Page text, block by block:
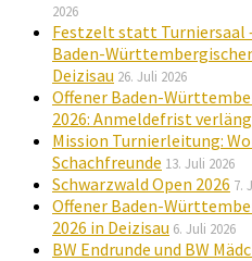
2026
Festzelt statt Turniersaal
Baden-
Deizisau 26. Juli 2026
Offener Baden-
2026: Anmeldefrist
Mission Turnierleitung:
Schachfreunde 13. Juli 2026
Schwarzwald Open 2026 7.
Offener Baden-
2026 in Deizisau 6. Juli 2026
BW Endrunde und BW